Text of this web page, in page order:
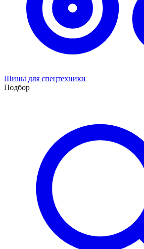
Шины для спецтехники
Подбор